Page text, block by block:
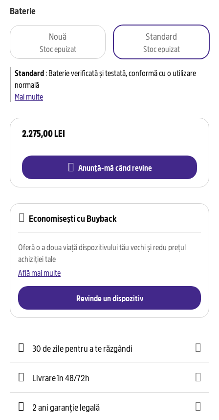
2.275,00 LEI
Anunță-mă când revine
Baterie
Nouă
Stoc epuizat
Standard
Stoc epuizat
Standard:Baterie verificată și testată, conformă cu o utilizare
normală
Mai multe
Economisești cu Buyback
Oferă o a doua viață dispozitivului tău vechi și redu prețul
achiziției tale
Află mai multe
Revinde un dispozitiv
30 de zile pentru a te răzgândi
Livrare în 48/72h
2 ani garanție legală